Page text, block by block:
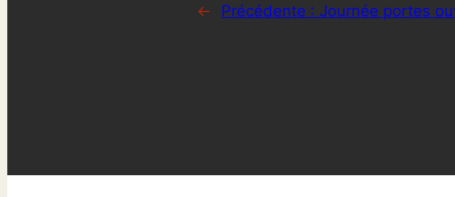
← Précédente : Journée portes